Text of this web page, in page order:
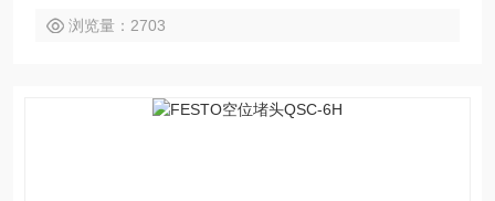
浏览量：2703